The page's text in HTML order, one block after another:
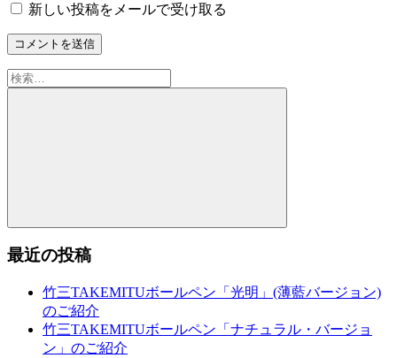
新しい投稿をメールで受け取る
検
索:
検
最近の投稿
竹三TAKEMITUボールペン「光明」(薄藍バージョン)
のご紹介
竹三TAKEMITUボールペン「ナチュラル・バージョ
ン」のご紹介